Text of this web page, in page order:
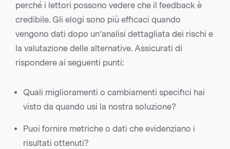
perché i lettori possono vedere che il feedback è
credibile. Gli elogi sono più efficaci quando
vengono dati dopo un’analisi dettagliata dei rischi e
la valutazione delle alternative. Assicurati di
rispondere ai seguenti punti:
Quali miglioramenti o cambiamenti specifici hai
visto da quando usi la nostra soluzione?
Puoi fornire metriche o dati che evidenziano i
risultati ottenuti?